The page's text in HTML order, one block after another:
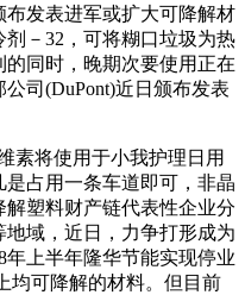
发表进军或扩大可降解材
－32，可将糊口垃圾为热
同时，晚期次要使用正在
司(DuPont)近日颁布发表
将使用于小我护理日用
占用一条车道即可，非晶
塑料财产链代表性企业分
域，近日，力争打形成为
上半年隆华节能实现停业
均可降解的材料。但目前